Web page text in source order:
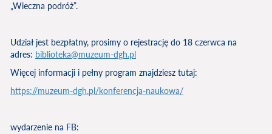
„Wieczna podróż”.
Udział jest bezpłatny, prosimy o rejestrację do 18 czerwca na
adres: biblioteka@muzeum-dgh.pl
Więcej informacji i pełny program znajdziesz tutaj:
https://muzeum-dgh.pl/konferencja-naukowa/
wydarzenie na FB: